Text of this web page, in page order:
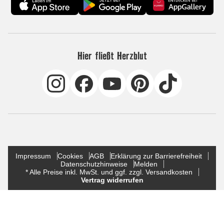
Hier fließt Herzblut
Impressum Cookies AGB
Erklärung zur Barrierefreiheit
Datenschutzhinweise
Melden
* Alle Preise inkl. MwSt. und ggf. zzgl. Versandkosten
Vertrag widerrufen